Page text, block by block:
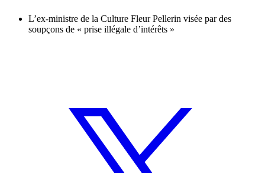
L’ex-ministre de la Culture Fleur Pellerin visée par des
soupçons de « prise illégale d’intérêts »